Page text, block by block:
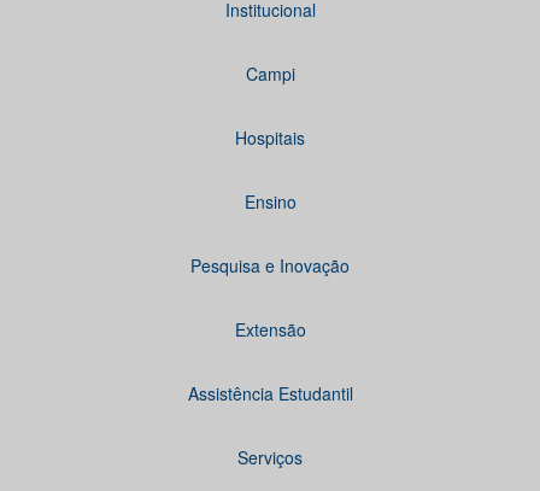
Institucional
Campi
Hospitais
Ensino
Pesquisa e Inovação
Extensão
Assistência Estudantil
Serviços